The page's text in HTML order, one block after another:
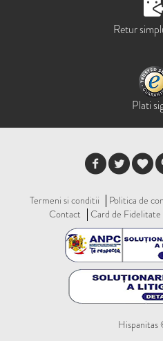
Retur
Plati
Termeni si conditii Politica de
Contact
Card de Fidelitate